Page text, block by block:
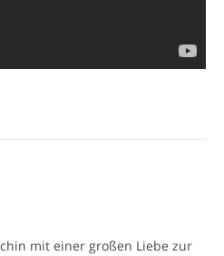
mit einer großen Liebe zur